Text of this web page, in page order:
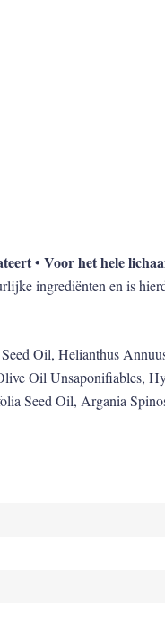
• Voor het hele
ingrediënten en is
Oil, Helianthus
Oil Unsaponifiables,
Seed Oil, Argania